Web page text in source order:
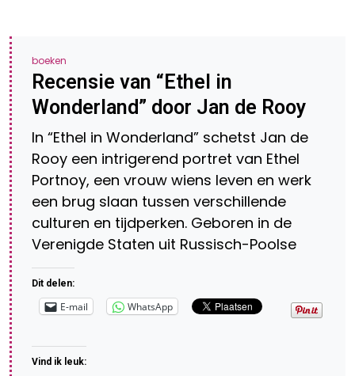
boeken
Recensie van “Ethel in
Wonderland” door Jan de Rooy
In “Ethel in Wonderland” schetst Jan de
Rooy een intrigerend portret van Ethel
Portnoy, een vrouw wiens leven en werk
een brug slaan tussen verschillende
culturen en tijdperken. Geboren in de
Verenigde Staten uit Russisch-Poolse
Dit delen:
E-mail WhatsApp
Vind ik leuk: